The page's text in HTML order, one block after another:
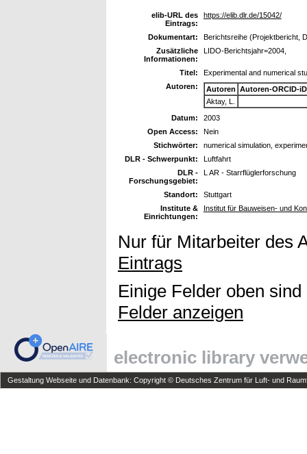
elib-URL des
Eintrags:
https://elib.dlr.de/15042/
Dokumentart:
Berichtsreihe (Projektbericht,
Zusätzliche
Informationen:
LIDO-Berichtsjahr=2004,
Titel:
Experimental and numerical
Autoren:
Autoren Autoren-ORCID-iD
Aktay, L.
Datum:
2003
Open Access:
Nein
Stichwörter:
numerical simulation,
DLR - Schwerpunkt:
Luftfahrt
DLR -
Forschungsgebiet:
L AR - Starrflüglerforschung
Standort:
Stuttgart
Institute &
Einrichtungen:
Institut für Bauweisen- und
Nur für Mitarbeiter des
Eintrags
Einige Felder oben
Felder anzeigen
electronic library
Gestaltung Webseite und Datenbank: Copyright © Deutsches Zentrum für Luft- und